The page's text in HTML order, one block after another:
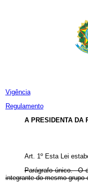
Vigência
Regulamento
A PRESIDENTA DA
Art. 1º Esta Lei
Parágrafo único. O
integrante do mesmo